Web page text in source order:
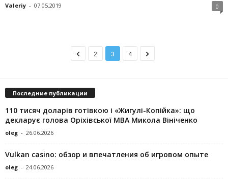
Valeriy - 07.05.2019 0
2 3 4
Последние публикации
110 тисяч доларів готівкою і «Жигулі-Копійка»: що
декларує голова Оріхівської МВА Микола Вініченко
oleg - 26.06.2026
Vulkan casino: обзор и впечатления об игровом опыте
oleg - 24.06.2026